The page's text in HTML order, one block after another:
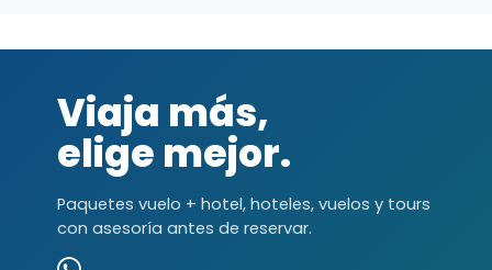
Viaja más,
elige mejor.
Paquetes vuelo + hotel, hoteles, vuelos y tours
con asesoría antes de reservar.